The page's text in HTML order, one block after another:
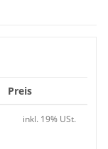
Preis
inkl. 19% USt.